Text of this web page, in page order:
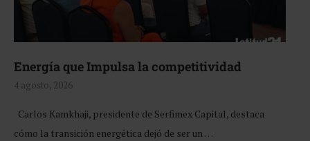
Energía que Impulsa la competitividad
4 agosto, 2026
Carlos Kamkhaji, presidente de Serfimex Capital, destaca
cómo la transición energética dejó de ser un …